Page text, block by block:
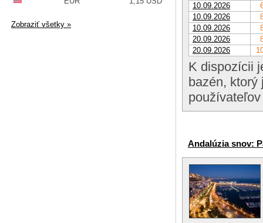
10.09.2026
10.09.2026
10.09.2026
20.09.2026
20.09.2026
K dispozícii
bazén, ktorý
Andalúzia snov:
Zobraziť všetky »